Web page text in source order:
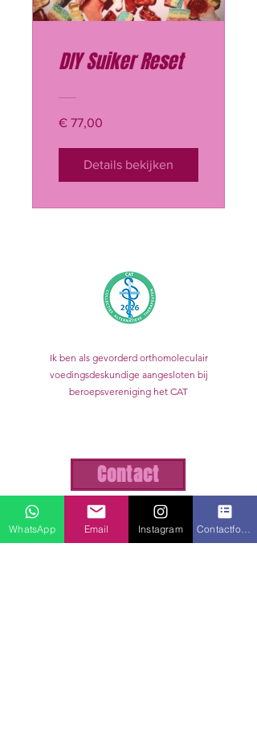
DIY Suiker Reset
€ 77,00
Details bekijken
Ik ben als gevorderd orthomoleculair
voedingsdeskundige aangesloten bij
beroepsvereniging het CAT
Contact
Neem contact met mij op via:
WhatsApp Email Instagram Contactformulier